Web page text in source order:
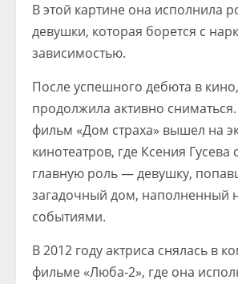
В этой картине она исполнила
девушки, которая борется с
зависимостью.
После успешного дебюта в
продолжила активно
фильм «Дом страха» вышел на
кинотеатров, где Ксения Гусева
главную роль — девушку,
загадочный дом, наполненный
событиями.
В 2012 году актриса снялась в
фильме «Люба-2», где она